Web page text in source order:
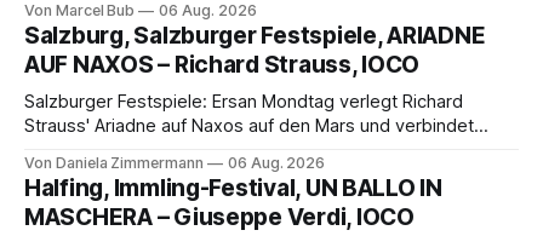
eine bildgewaltige Inszenierung, Maxime Pascal entfaltet
die komplexe Partitur eindrucksvoll, Philippe Sly berührt als
Franziskus.
Von Marcel Bub 06 Aug. 2026
Salzburg, Salzburger Festspiele, ARIADNE
AUF NAXOS – Richard Strauss, IOCO
Salzburger Festspiele: Ersan Mondtag verlegt Richard
Strauss' Ariadne auf Naxos auf den Mars und verbindet
Aufführung mit starken Solisten und den Wiener
Philharmonikern, szenisch bleibt der zweite Akt jedoch
hinter den Erwartungen zurück.
Von Daniela Zimmermann 06 Aug. 2026
Halfing, Immling-Festival, UN BALLO IN
MASCHERA – Giuseppe Verdi, IOCO